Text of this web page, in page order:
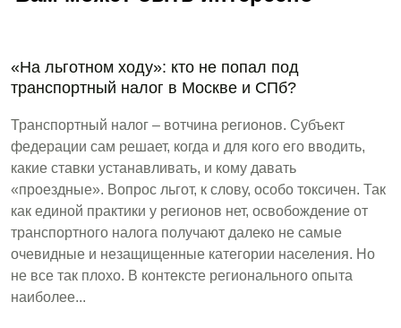
«На льготном ходу»: кто не попал под
транспортный налог в Москве и СПб?
Транспортный налог – вотчина регионов. Субъект
федерации сам решает, когда и для кого его вводить,
какие ставки устанавливать, и кому давать
«проездные». Вопрос льгот, к слову, особо токсичен. Так
как единой практики у регионов нет, освобождение от
транспортного налога получают далеко не самые
очевидные и незащищенные категории населения. Но
не все так плохо. В контексте регионального опыта
наиболее...